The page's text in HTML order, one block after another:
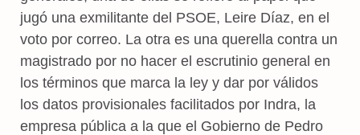
jugó una exmilitante del PSOE, Leire Díaz, en el
voto por correo. La otra es una querella contra un
magistrado por no hacer el escrutinio general en
los términos que marca la ley y dar por válidos
los datos provisionales facilitados por Indra, la
empresa pública a la que el Gobierno de Pedro